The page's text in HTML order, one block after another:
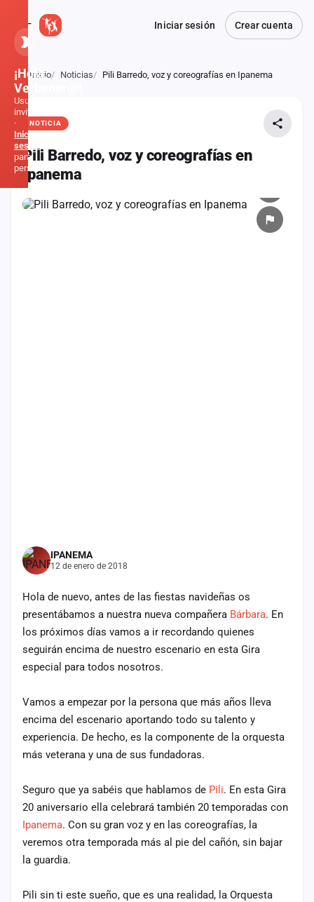
Iniciar sesión Crear cuenta
Atrás
Inicio Noticias Pili Barredo, voz y coreografías en Ipanema
NOTICIA
Pili Barredo, voz y coreografías en
Ipanema
IPANEMA
12 de enero de 2018
Hola de nuevo, antes de las fiestas navideñas os
presentábamos a nuestra nueva compañera Bárbara. En
los próximos días vamos a ir recordando quienes
seguirán encima de nuestro escenario en esta Gira
especial para todos nosotros.
Vamos a empezar por la persona que más años lleva
encima del escenario aportando todo su talento y
experiencia. De hecho, es la componente de la orquesta
más veterana y una de sus fundadoras.
Seguro que ya sabéis que hablamos de Pili. En esta Gira
20 aniversario ella celebrará también 20 temporadas con
Ipanema. Con su gran voz y en las coreografías, la
veremos otra temporada más al pie del cañón, sin bajar
la guardia.
Pili sin ti este sueño, que es una realidad, la Orquesta
¡Hola,
Verbener@!
Usuario
invitado
·
Inicia
sesión
para
personalizar
Inicio
Anuncios
Iniciar
sesión
Crear
cuenta
Administración
Contacto